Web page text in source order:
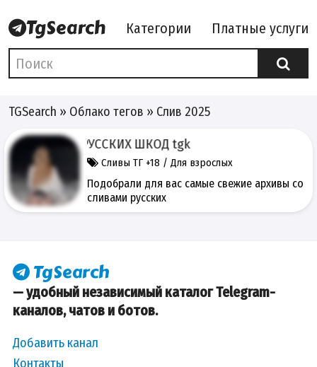
Категории Платные услуги
TGSearch » Облако тегов » Слив 2025
СЛИВЫ РУССКИХ ШКОД tgk
Сливы ТГ +18 / Для взрослых
Подобрали для вас самые свежие архивы со
сливами русских
— удобный независимый каталог Telegram-
каналов, чатов и ботов.
Добавить канал
Контакты